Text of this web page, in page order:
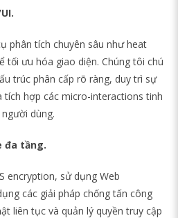
phân tích chuyên sâu như heat
tối ưu hóa giao diện. Chúng tôi chú
trúc phân cấp rõ ràng, duy trì sự
hợp các micro-interactions tinh
dùng.
đa tầng.
encryption, sử dụng Web
các giải pháp chống tấn công
liên tục và quản lý quyền truy cập